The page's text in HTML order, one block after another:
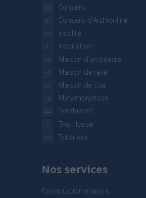
Conseils
34
Conseils d'Archionline
30
Insolite
53
Inspiration
1
Maison d'architecte
47
Maison de rêve
51
Maison de star
27
Métamorphose
16
Tendances
44
Tiny House
7
Tutoriaux
23
Nos services
Construction maison